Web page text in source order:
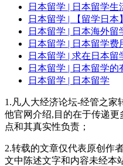
日本留学 | 日本留学生
日本留学 | 【留学日本
日本留学 | 日本海外留
日本留学 | 日本留学费
日本留学 | 求在日本留
日本留学 | 日本留学的
日本留学 | 日本留学
1.凡人大经济论坛-经管之家
他官网介绍,目的在于传递
点和其真实性负责；
2.转载的文章仅代表原创作
文中陈述文字和内容未经本